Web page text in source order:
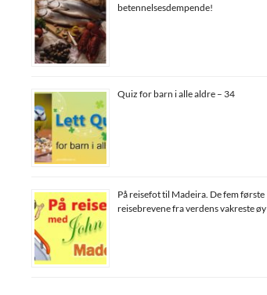
betennelsesdempende!
Quiz for barn i alle aldre – 34
På reisefot til Madeira. De fem første
reisebrevene fra verdens vakreste øy